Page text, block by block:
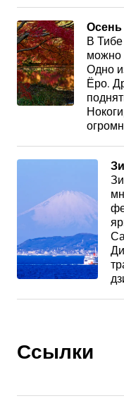
Осень
В
можно
Одно
Ёро.
Ссылки